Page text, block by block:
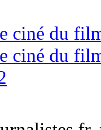
ciné du
ciné du